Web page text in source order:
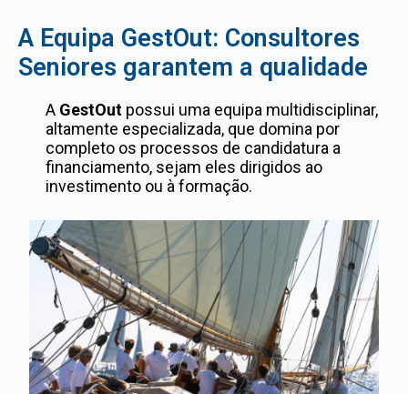
A Equipa GestOut: Consultores
Seniores garantem a qualidade
A GestOut possui uma equipa multidisciplinar,
altamente especializada, que domina por
completo os processos de candidatura a
financiamento, sejam eles dirigidos ao
investimento ou à formação.